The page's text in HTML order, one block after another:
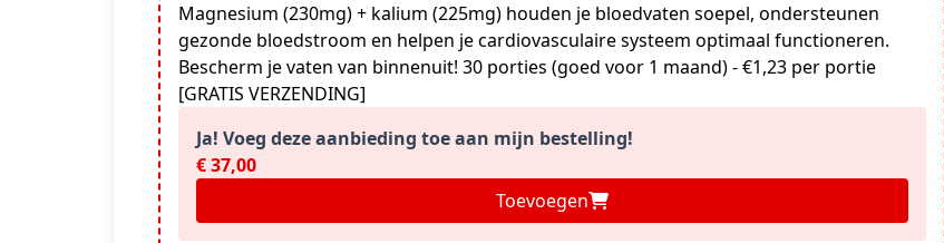
Magnesium (230mg) + kalium (225mg) houden je bloedvaten soepel, ondersteunen
gezonde bloedstroom en helpen je cardiovasculaire systeem optimaal functioneren.
Bescherm je vaten van binnenuit! 30 porties (goed voor 1 maand) - €1,23 per portie
[GRATIS VERZENDING]
Ja! Voeg deze aanbieding toe aan mijn bestelling!
€ 37,00
Toevoegen